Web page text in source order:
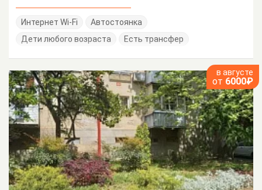
Интернет Wi-Fi
Автостоянка
Дети любого возраста
Есть трансфер
в августе
от 6000₽